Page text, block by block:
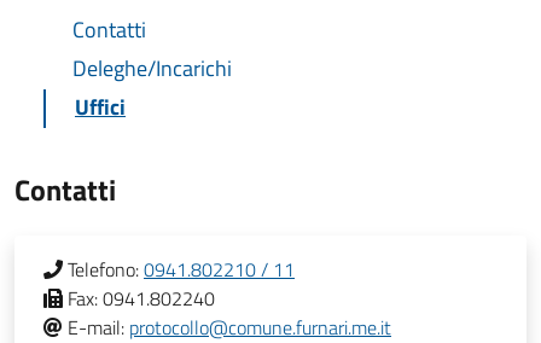
Contatti
Deleghe/Incarichi
Uffici
Contatti
Telefono:0941.802210 / 11
Fax:0941.802240
E-mail: protocollo@comune.furnari.me.it